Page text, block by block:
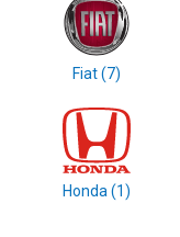
Fiat (7)‎
Honda (1)‎